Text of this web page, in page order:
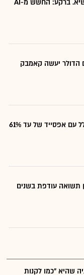
מניית אמדוקס צנחה כ-50% מהשיא. ברקע: החשש מ-AI
הדולר יעשה קאמבק
תשואה עודפת בשנים
שהיא "כמו לקנות